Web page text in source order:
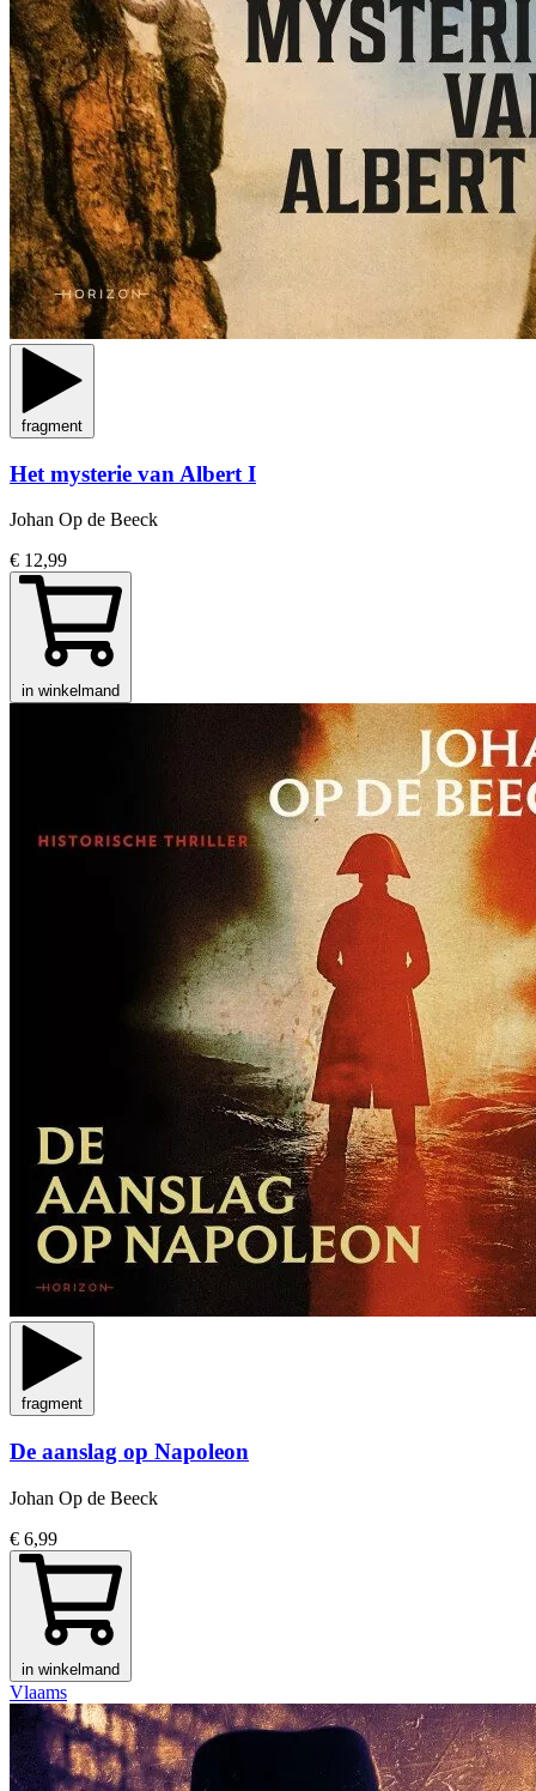
fragment
Het mysterie van Albert I
Johan Op de Beeck
€ 12,99
in winkelmand
fragment
De aanslag op Napoleon
Johan Op de Beeck
€ 6,99
in winkelmand
Vlaams